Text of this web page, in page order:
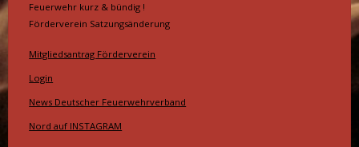
Feuerwehr kurz & bündig !
Förderverein Satzungsänderung
Mitgliedsantrag Förderverein
Login
News Deutscher Feuerwehrverband
Nord auf INSTAGRAM